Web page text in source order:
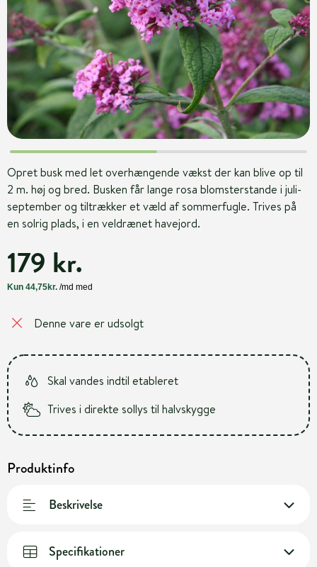
Opret busk med let overhængende vækst der kan blive op til
2 m. høj og bred. Busken får lange rosa blomsterstande i juli-
september og tiltrækker et væld af sommerfugle. Trives på
en solrig plads, i en veldrænet havejord.
179 kr.
Denne vare er udsolgt
Skal vandes indtil etableret
Trives i direkte sollys til halvskygge
Produktinfo
Beskrivelse
Specifikationer